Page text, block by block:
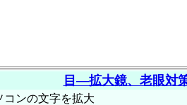
目―拡大鏡、老眼対
コンの文字を拡大